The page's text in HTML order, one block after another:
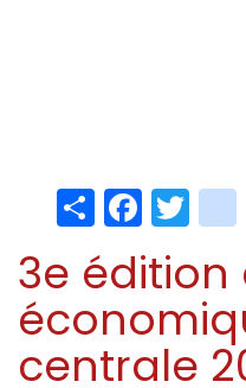
Share
3e édition
centrale